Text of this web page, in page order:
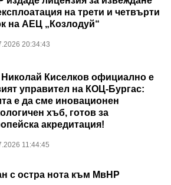
на трети и четвърти
на АЕЦ „Козлодуй“
20:34:43
Киселков официално е
управител на КОЦ-Бургас:
е да сме иновационен
хъб, готов за
акредитация!
11:44:45
с остра нота към МвНР